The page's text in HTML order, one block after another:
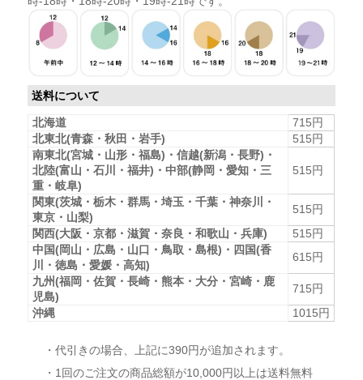
送料について
北海道
715円
北東北(青森・秋田・岩手)
515円
南東北(宮城・山形・福島)・信越(新潟・長野)・
北陸(富山・石川・福井)・中部(静岡・愛知・三
重・岐阜)
515円
関東(茨城・栃木・群馬・埼玉・千葉・神奈川・
東京・山梨)
515円
関西(大阪・京都・滋賀・奈良・和歌山・兵庫)
515円
中国(岡山・広島・山口・鳥取・島根)・四国(香
川・徳島・愛媛・高知)
615円
九州(福岡・佐賀・長崎・熊本・大分・宮崎・鹿
児島)
715円
沖縄
1015円
・代引きの場合、上記に390円が追加されます。
・1回のご注文の商品総額が10,000円以上は送料無料